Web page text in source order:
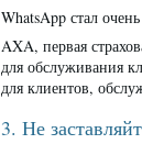
WhatsApp стал
AXA, первая
для обслуживания
для клиентов,
3. Не